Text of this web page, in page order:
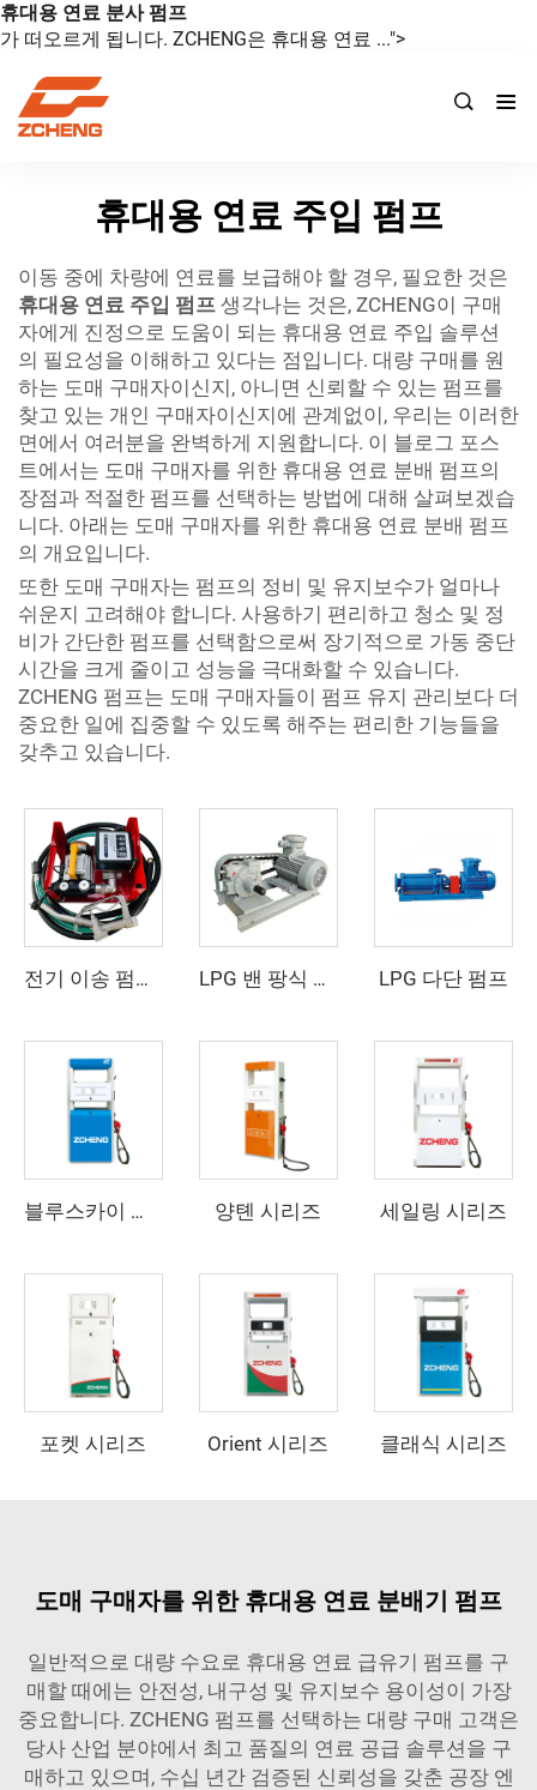
휴대용 연료 분사 펌프
가 떠오르게 됩니다. ZCHENG은 휴대용 연료 ...">

휴대용 연료 주입 펌프
이동 중에 차량에 연료를 보급해야 할 경우, 필요한 것은
휴대용 연료 주입 펌프 생각나는 것은, ZCHENG이 구매
자에게 진정으로 도움이 되는 휴대용 연료 주입 솔루션
의 필요성을 이해하고 있다는 점입니다. 대량 구매를 원
하는 도매 구매자이신지, 아니면 신뢰할 수 있는 펌프를
찾고 있는 개인 구매자이신지에 관계없이, 우리는 이러한
면에서 여러분을 완벽하게 지원합니다. 이 블로그 포스
트에서는 도매 구매자를 위한 휴대용 연료 분배 펌프의
장점과 적절한 펌프를 선택하는 방법에 대해 살펴보겠습
니다. 아래는 도매 구매자를 위한 휴대용 연료 분배 펌프
의 개요입니다.
또한 도매 구매자는 펌프의 정비 및 유지보수가 얼마나
쉬운지 고려해야 합니다. 사용하기 편리하고 청소 및 정
비가 간단한 펌프를 선택함으로써 장기적으로 가동 중단
시간을 크게 줄이고 성능을 극대화할 수 있습니다.
ZCHENG 펌프는 도매 구매자들이 펌프 유지 관리보다 더
중요한 일에 집중할 수 있도록 해주는 편리한 기능들을
갖추고 있습니다.
전기 이송 펌프 어셈블리 ZCETP-60L LPG 밴 팡식 트럭 펌프 LPG 다단 펌프
블루스카이 시리즈 양톈 시리즈 세일링 시리즈
포켓 시리즈 Orient 시리즈 클래식 시리즈
도매 구매자를 위한 휴대용 연료 분배기 펌프
일반적으로 대량 수요로 휴대용 연료 급유기 펌프를 구
매할 때에는 안전성, 내구성 및 유지보수 용이성이 가장
중요합니다. ZCHENG 펌프를 선택하는 대량 구매 고객은
당사 산업 분야에서 최고 품질의 연료 공급 솔루션을 구
매하고 있으며, 수십 년간 검증된 신뢰성을 갖춘 공장 엔